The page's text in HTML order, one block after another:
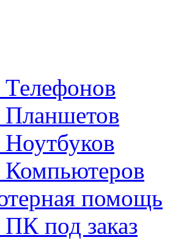
Планшетов
Компьютеров
помощь
под заказ